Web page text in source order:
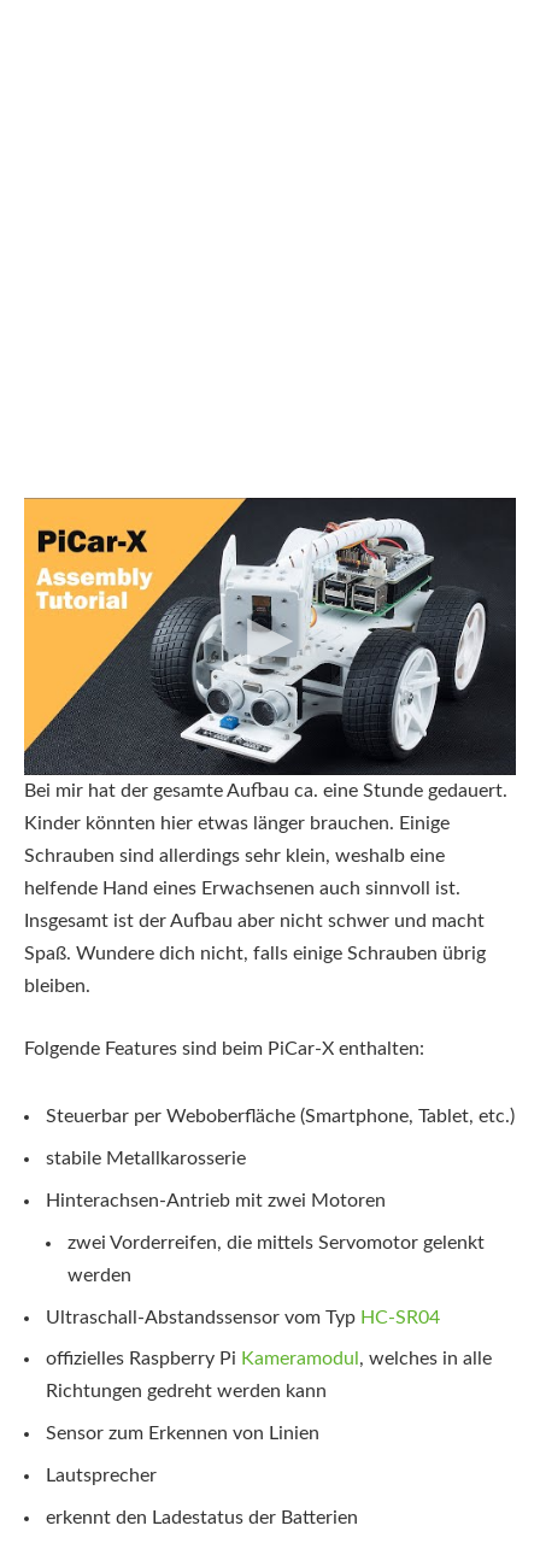
Bei mir hat der gesamte Aufbau ca. eine Stunde gedauert.
Kinder könnten hier etwas länger brauchen. Einige
Schrauben sind allerdings sehr klein, weshalb eine
helfende Hand eines Erwachsenen auch sinnvoll ist.
Insgesamt ist der Aufbau aber nicht schwer und macht
Spaß. Wundere dich nicht, falls einige Schrauben übrig
bleiben.
Folgende Features sind beim PiCar-X enthalten:
Steuerbar per Weboberfläche (Smartphone, Tablet, etc.)
stabile Metallkarosserie
Hinterachsen-Antrieb mit zwei Motoren
zwei Vorderreifen, die mittels Servomotor gelenkt
werden
Ultraschall-Abstandssensor vom Typ HC-SR04
offizielles Raspberry Pi Kameramodul , welches in alle
Richtungen gedreht werden kann
Sensor zum Erkennen von Linien
Lautsprecher
erkennt den Ladestatus der Batterien